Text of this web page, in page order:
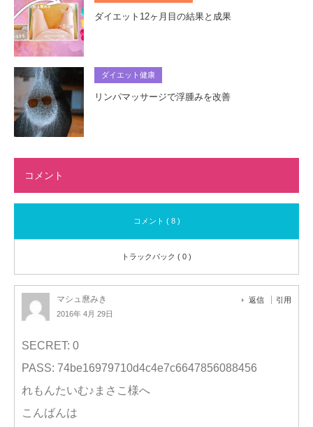
ダイエット12ヶ月目の結果と成果
ダイエット健康
リンパマッサージで浮腫みを改善
コメント
コメント ( 8 )
トラックバック ( 0 )
マシュ麿みき
2016年 4月 29日
返信 引用
SECRET: 0
PASS: 74be16979710d4c4e7c6647856088456
れもんたいむ♪まさこ様へ
こんばんは